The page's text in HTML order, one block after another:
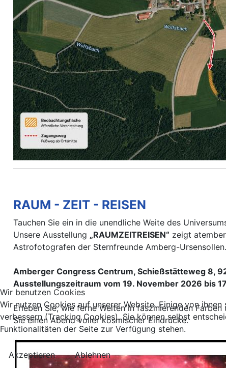
RAUM - ZEIT - REISEN
Tauchen Sie ein in die unendliche Weite des
Unsere Ausstellung „RAUMZEITREISEN“ zeigt
Astrofotografen der Sternfreunde Amberg-Ursensollen.
Amberger Congress Centrum, Schießstätteweg 8,
Ausstellungszeitraum vom 19. November 2026 bis
Erleben Sie, wie ferne Welten in faszinierenden
Sie einen Abend voller kosmischer Eindrücke.
Wir benutzen Cookies
Wir nutzen Cookies auf unserer Website. Einige von
verbessern (Tracking Cookies). Sie können selbst
Funktionalitäten der Seite zur Verfügung stehen.
Akzeptieren
Ablehnen